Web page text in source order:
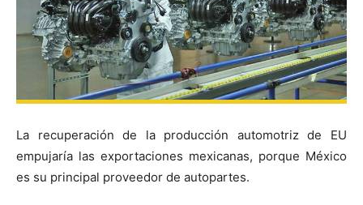
La recuperación de la producción automotriz de EU
empujaría las exportaciones mexicanas, porque México
es su principal proveedor de autopartes.